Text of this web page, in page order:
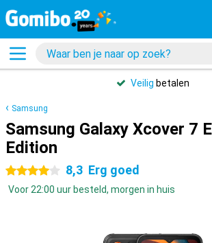
Veilig betalen
Samsung
Samsung Galaxy Xcover 7
Edition
4 sterren 8,3 Erg goed
Voor 22:00 uur besteld, morgen in huis